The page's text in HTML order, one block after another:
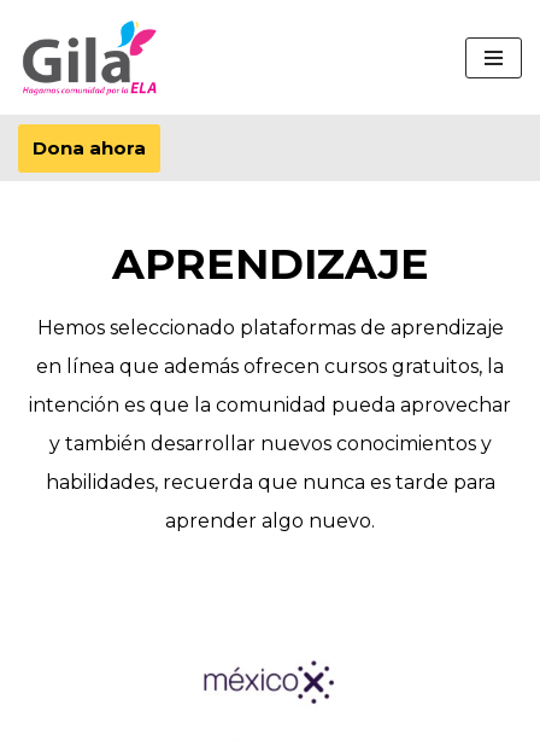
Saltar
al
contenido
Dona ahora
APRENDIZAJE
Hemos seleccionado plataformas de aprendizaje
en línea que además ofrecen cursos gratuitos, la
intención es que la comunidad pueda aprovechar
y también desarrollar nuevos conocimientos y
habilidades, recuerda que nunca es tarde para
aprender algo nuevo.